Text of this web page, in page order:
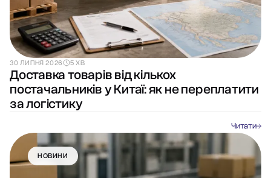
30 ЛИПНЯ 2026 5 ХВ
Доставка товарів від кількох
постачальників у Китаї: як не переплатити
за логістику
Читати
НОВИНИ